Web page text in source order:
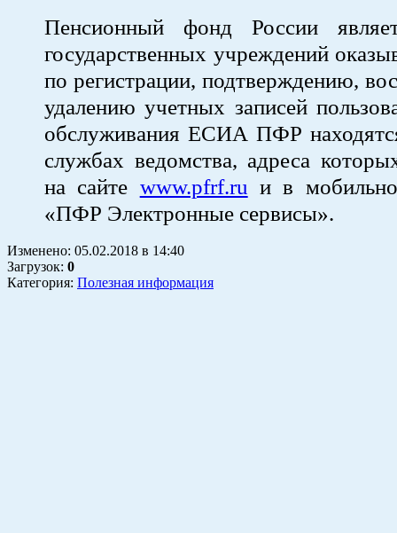
Пенсионный фонд России
государственных учреждений
по регистрации, подтверждению,
удалению учетных записей
обслуживания ЕСИА ПФР
службах ведомства, адреса
на сайте www.pfrf.ru и в
«ПФР Электронные сервисы».
Изменено: 05.02.2018 в 14:40
Загрузок: 0
Категория: Полезная информация